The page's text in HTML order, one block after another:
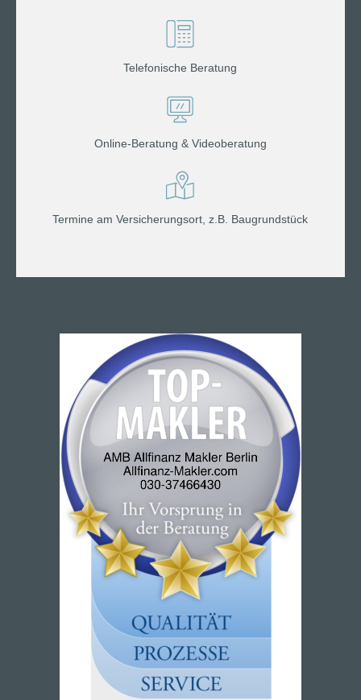
Telefonische Beratung
Online-Beratung & Videoberatung
Termine am Versicherungsort, z.B. Baugrundstück